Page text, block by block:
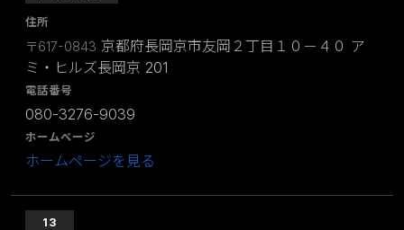
住所
〒617-0843 京都府長岡京市友岡２丁目１０－４０ ア
ミ・ヒルズ長岡京 201
電話番号
080-3276-9039
ホームページ
ホームページを見る
13